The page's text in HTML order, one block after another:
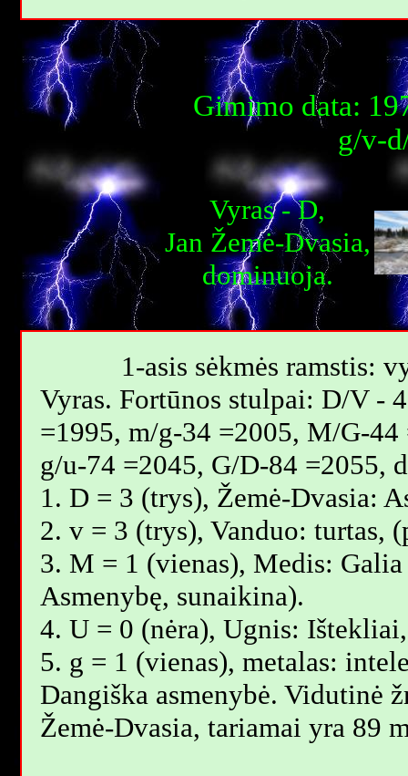
Gimimo data:
g/v-
Vyras - D,
Jan Žemė-Dvasia,
dominuoja.
1-asis sėkmės ramstis:
Vyras. Fortūnos stulpai: D/V -
=1995, m/g-34 =2005, M/G-
g/u-74 =2045, G/D-84 =2055,
1. D = 3 (trys), Žemė-Dvasia:
2. v = 3 (trys), Vanduo: turtas,
3. M = 1 (vienas), Medis:
Asmenybę, sunaikina).
4. U = 0 (nėra), Ugnis:
5. g = 1 (vienas), metalas:
Dangiška asmenybė. Vidutinė
Žemė-Dvasia, tariamai yra 89